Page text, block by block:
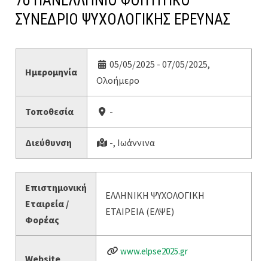
ΣΥΝΕΔΡΙΟ ΨΥΧΟΛΟΓΙΚΗΣ ΕΡΕΥΝΑΣ
Ημερομηνία
05/05/2025 - 07/05/2025,
Ολοήμερο
Τοποθεσία -
Διεύθυνση -, Ιωάννινα
Επιστημονική
Εταιρεία /
Φορέας
ΕΛΛΗΝΙΚΗ ΨΥΧΟΛΟΓΙΚΗ
ΕΤΑΙΡΕΙΑ (ΕΛΨΕ)
www.elpse2025.gr